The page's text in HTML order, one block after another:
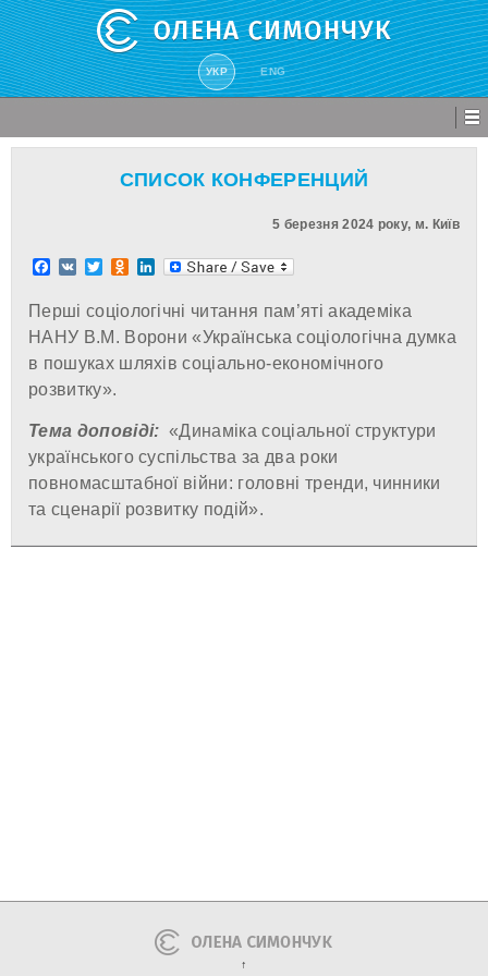
УКР ENG
СПИСОК КОНФЕРЕНЦИЙ
5 березня 2024 року, м. Київ
Facebook
VK TwitterOdnoklassniki
LinkedIn
Перші соціологічні читання пам’яті академіка
НАНУ В.М. Ворони «Українська соціологічна думка
в пошуках шляхів соціально-економічного
розвитку».
Тема доповіді: «Динаміка соціальної структури
українського суспільства за два роки
повномасштабної війни: головні тренди, чинники
та сценарії розвитку подій».
↑